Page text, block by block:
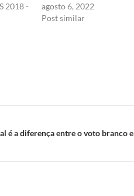
2018 -
agosto 6, 2022
Post similar
é a diferença entre o voto branco e